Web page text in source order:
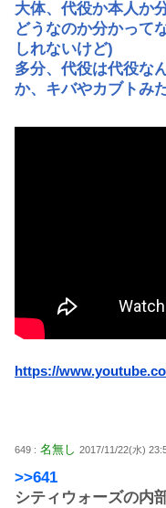
大体、代役か本人か
どうなのか分かって
しれないけど)
多分、代役は代役な
か、キバやカブトみ
https://
649 : 名無し 2017/11/22(水)
>>641
シティウォーズの内